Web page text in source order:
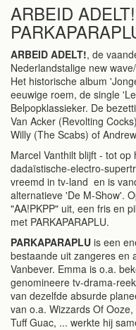
ARBEID
ARBEID ADELT!, de
Nederlandstalige new
Het historische album
eeuwige roem, de single
Belpopklassieker. De
Van Acker (Revolting
Willy (The Scabs) of
Marcel Vanthilt blijft - tot
dadaïstische-electro-
vreemd in tv-land en is
alternatieve 'De M-Show'.
"AA!PKPP" uit, een fris en
met PARKAPARAPLU.
PARKAPARAPLU is een
bestaande uit zangeres en
Vanbever. Emma is o.a.
genomineere tv-drama-
van dezelfde absurde
van o.a. Wizzards Of
Tuff Guac, ... werkte hij